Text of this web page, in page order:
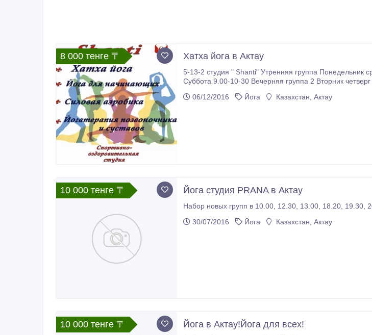
8 000 тенге 〒 Хатха йога в Актау
5-13-2 студия " Shanti" Утренняя группа Понедельник среда пятница
Суббота 9.00-10-30 Вечерняя группа 2 Вторник четверг 19.45-21.15 Суббота 9.00-10-30 ВОСКРЕСЕНЬЕ "Йога ВЫХОДНОГО Дня"
06/12/2016
Йога Казахстан, Актау
10 000 тенге 〒 Йога студия PRANA в Актау
30/07/2016
Йога Казахстан, Актау
10 000 тенге 〒 Йога в Актау!Йога для всех!